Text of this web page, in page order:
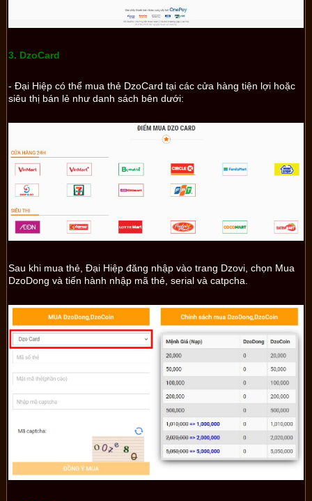
3. DzoCard
- Đại Hiệp có thể mua thẻ DzoCard tại các cửa hàng tiện lợi hoặc
siêu thị bán lẻ như danh sách bên dưới:
Sau khi mua thẻ, Đại Hiệp đăng nhập vào trang Dzovi, chọn Mua
DzoDong và tiến hành nhập mã thẻ, serial và catpcha.